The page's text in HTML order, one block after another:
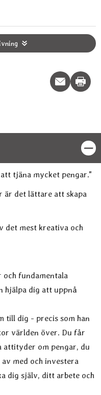
Print
tjäna mycket pengar."
är det lättare att skapa
det mest kreativa och
och fundamentala
hjälpa dig att uppnå
till dig - precis som han
världen över. Du får
attityder om pengar, du
med och investera
dig själv, ditt arbete och